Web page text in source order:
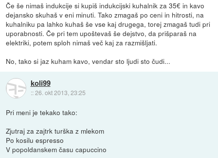
Če še nimaš indukcije si kupiš indukcijski kuhalnik za 35€ in kavo
dejansko skuhaš v eni minuti. Tako zmagaš po ceni in hitrosti, na
kuhalniku pa lahko kuhaš še vse kaj drugega, torej zmagaš tudi pri
uporabnosti. Če pri tem upoštevaš še dejstvo, da prišparaš na
elektriki, potem sploh nimaš več kaj za razmišljati.
No, tako si jaz kuham kavo, vendar sto ljudi sto čudi...
koli99
::26. okt 2013, 23:25
Pri meni je tekako tako:
Zjutraj za zajtrk turška z mlekom
Po kosilu espresso
V popoldanskem času capuccino